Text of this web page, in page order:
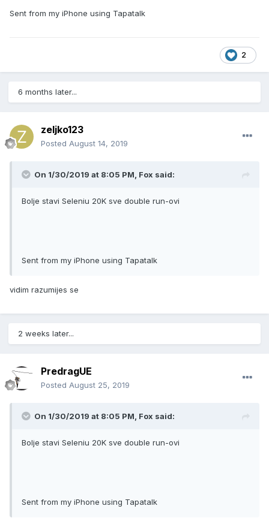
Sent from my iPhone using Tapatalk
2
6 months later...
zeljko123
Posted August 14, 2019
On 1/30/2019 at 8:05 PM, Fox said:
Bolje stavi Seleniu 20K sve double run-ovi
Sent from my iPhone using Tapatalk
vidim razumijes se
2 weeks later...
PredragUE
Posted August 25, 2019
On 1/30/2019 at 8:05 PM, Fox said:
Bolje stavi Seleniu 20K sve double run-ovi
Sent from my iPhone using Tapatalk